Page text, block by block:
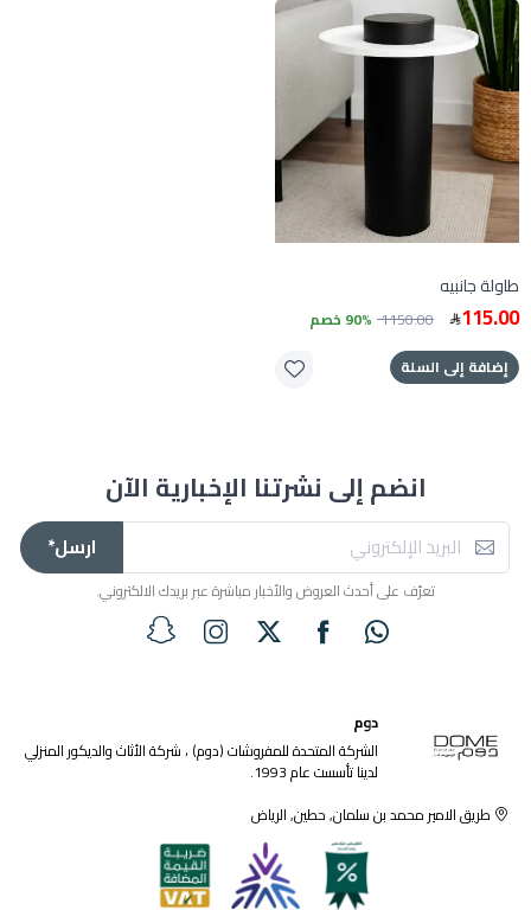
طاولة جانبيه
115.00
1150.00 90% خصم
إضافة إلى السلة
انضم إلى نشرتنا الإخبارية الآن
ارسل*
تعرّف على أحدث العروض والأخبار مباشرة عبر بريدك الالكتروني.
دوم
الشركة المتحدة للمفروشات (دوم) ، شركة الأثاث والديكور المنزلي
لدينا تأسست عام 1993.
طريق الامير محمد بن سلمان, حطين, الرياض